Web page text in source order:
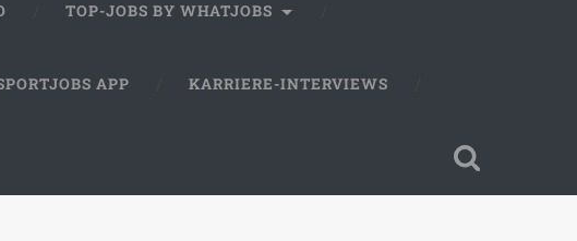
TOP-JOBS BY WHATJOBS
APP KARRIERE-INTERVIEWS